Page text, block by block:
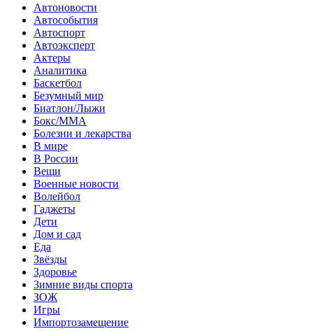
Автоновости
Автособытия
Автоспорт
Автоэксперт
Актеры
Аналитика
Баскетбол
Безумный мир
Биатлон/Лыжи
Бокс/MMA
Болезни и лекарства
В мире
В России
Вещи
Военные новости
Волейбол
Гаджеты
Дети
Дом и сад
Еда
Звёзды
Здоровье
Зимние виды спорта
ЗОЖ
Игры
Импортозамещение